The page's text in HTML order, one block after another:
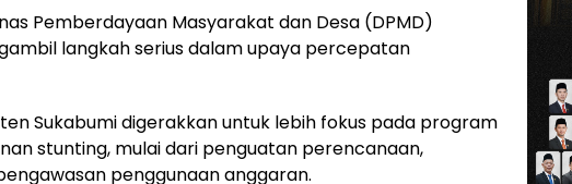
Pemberdayaan Masyarakat dan Desa (DPMD)
langkah serius dalam upaya percepatan
Sukabumi digerakkan untuk lebih fokus pada program
stunting, mulai dari penguatan perencanaan,
penggunaan anggaran.